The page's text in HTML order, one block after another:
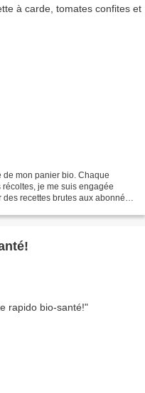
de mon panier bio. Chaque
je me suis engagée
recettes brutes aux abonnés